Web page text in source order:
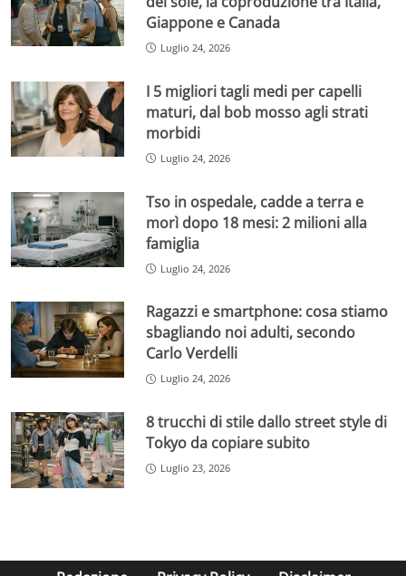
Giappone e Canada
Luglio 24, 2026
I 5 migliori tagli medi per capelli
maturi, dal bob mosso agli strati
morbidi
Luglio 24, 2026
Tso in ospedale, cadde a terra e
morì dopo 18 mesi: 2 milioni alla
famiglia
Luglio 24, 2026
Ragazzi e smartphone: cosa stiamo
sbagliando noi adulti, secondo
Carlo Verdelli
Luglio 24, 2026
8 trucchi di stile dallo street style di
Tokyo da copiare subito
Luglio 23, 2026